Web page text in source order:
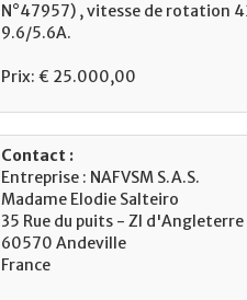
N°47957) , vitesse de rotation
9.6/5.6A.
Prix: € 25.000,00
Contact :
Entreprise : NAFVSM S.A.S.
Madame Elodie Salteiro
35 Rue du puits - ZI d'Angleterre
60570 Andeville
France